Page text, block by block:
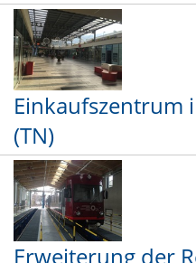
Einkaufszentrum
(TN)
Erweiterung der